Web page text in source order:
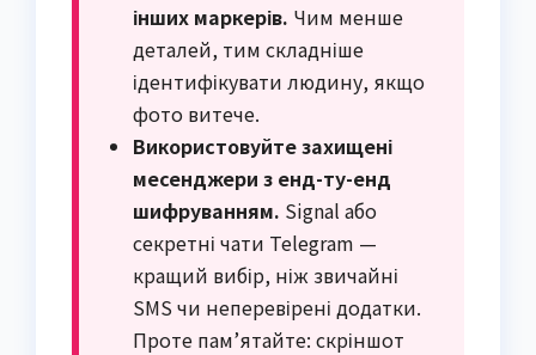
інших маркерів. Чим менше
деталей, тим складніше
ідентифікувати людину, якщо
фото витече.
Використовуйте захищені
месенджери з енд-ту-енд
шифруванням. Signal або
секретні чати Telegram —
кращий вибір, ніж звичайні
SMS чи неперевірені додатки.
Проте пам’ятайте: скріншот